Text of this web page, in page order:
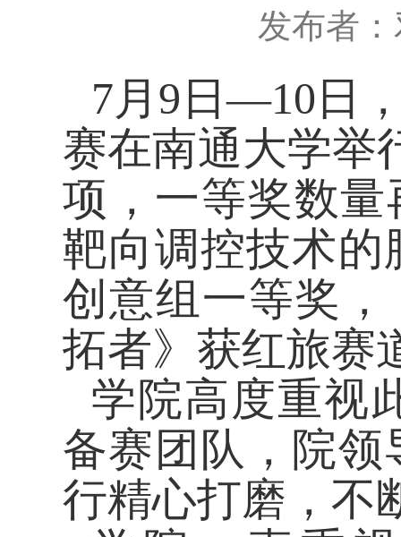
发布者
7月9日—10日
赛在南通大学举
项，一等奖数
靶向调控技术的
创意组一等奖
拓者》获红旅赛
学院高度重视
备赛团队，院
行精心打磨，不